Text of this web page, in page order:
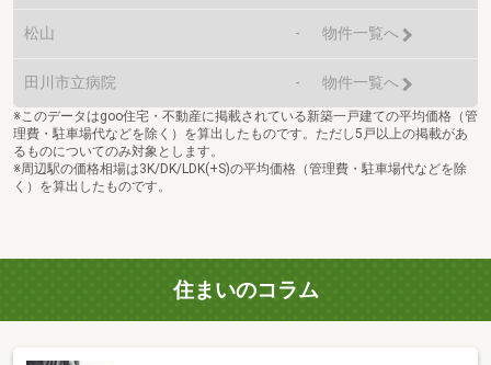
松山 - 物件一覧へ
田川市立病院 - 物件一覧へ
※このデータはgoo住宅・不動産に掲載されている新築一戸建ての平均価格（管
理費・駐車場代などを除く）を算出したものです。ただし5戸以上の掲載があ
るものについてのみ対象とします。
※周辺駅の価格相場は3K/DK/LDK(+S)の平均価格（管理費・駐車場代などを除
く）を算出したものです。
住まいのコラム